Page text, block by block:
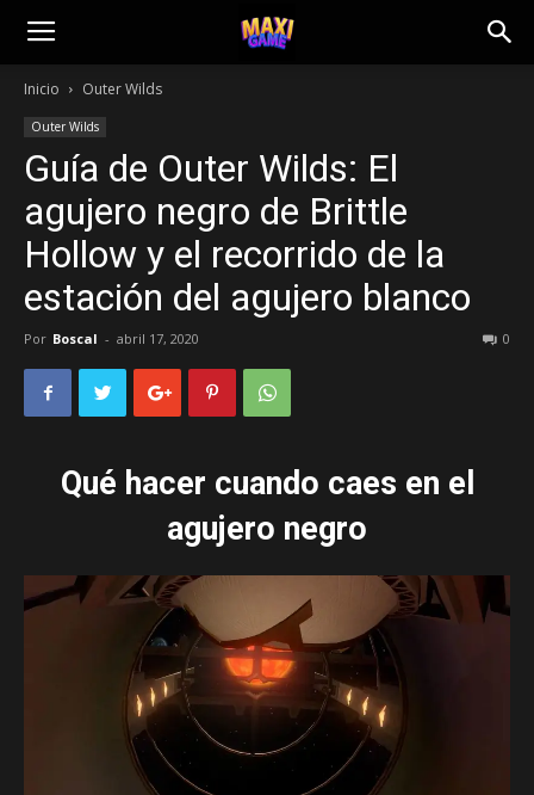
Inicio Outer Wilds
Outer Wilds
Guía de Outer Wilds: El
agujero negro de Brittle
Hollow y el recorrido de la
estación del agujero blanco
Por Boscal - abril 17, 2020 0
Qué hacer cuando caes en el
agujero negro